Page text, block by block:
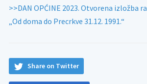
>>DAN OPĆINE 2023. Otvorena izložba
„Od doma do Precrkve 31.12. 1991.“
Share on Twitter